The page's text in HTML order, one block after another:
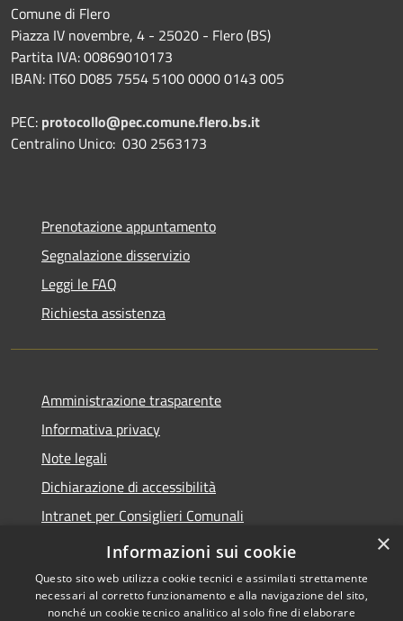
Comune di Flero
Piazza IV novembre, 4 - 25020 - Flero (BS)
Partita IVA: 00869010173
IBAN: IT60 D085 7554 5100 0000 0143 005
PEC: protocollo@pec.comune.flero.bs.it
Centralino Unico: 030 2563173
Prenotazione appuntamento
Segnalazione disservizio
Leggi le FAQ
Richiesta assistenza
Amministrazione trasparente
Informativa privacy
Note legali
Dichiarazione di accessibilità
Intranet per Consiglieri Comunali
Codice Univoco Fatturazione Elettronica
×
Informazioni sui cookie
Questo sito web utilizza cookie tecnici e assimilati strettamente
necessari al corretto funzionamento e alla navigazione del sito,
nonché un cookie tecnico analitico al solo fine di elaborare